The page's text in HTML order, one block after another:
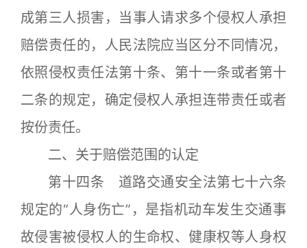
成第三人损害，当事人请求多个侵权人承担
赔偿责任的，人民法院应当区分不同情况，
依照侵权责任法第十条、第十一条或者第十
二条的规定，确定侵权人承担连带责任或者
按份责任。
二、关于赔偿范围的认定
第十四条 道路交通安全法第七十六条
规定的“人身伤亡”，是指机动车发生交通事
故侵害被侵权人的生命权、健康权等人身权